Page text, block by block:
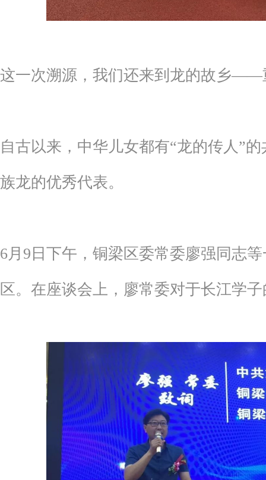
这一次溯源，我们还来到龙的故乡——
自古以来，中华儿女都有“龙的传人”
族龙的优秀代表。
6月9日下午，铜梁区委常委廖强同志
区。在座谈会上，廖常委对于长江学